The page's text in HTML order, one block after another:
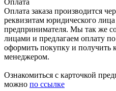
Оплата заказа производится
реквизитам юридического
предпринимателя. Мы так же
лицами и предлагаем оплату
оформить покупку и получить
менеджером.
Ознакомиться с карточкой
можно по ссылке